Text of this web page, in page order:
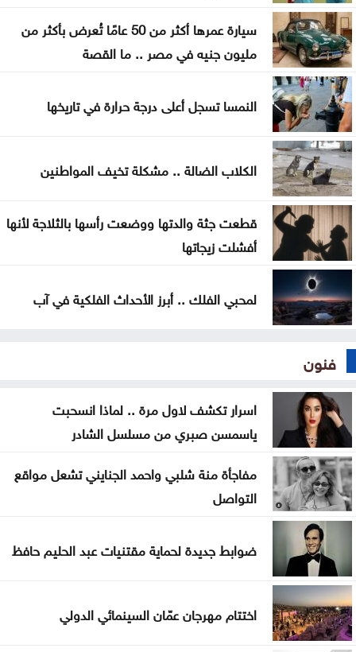
على هامش التعديل على قانون الجامعات الأردنية
سيارة عمرها أكثر من 50 عامًا تُعرض بأكثر من
مليون جنيه في مصر .. ما القصة
النمسا تسجل أعلى درجة حرارة في تاريخها
الكلاب الضالة .. مشكلة تخيف المواطنين
قطعت جثة والدتها ووضعت رأسها بالثلاجة لأنها
أفشلت زيجاتها
لمحبي الفلك .. أبرز الأحداث الفلكية في آب
فنون
اسرار تكشف لاول مرة .. لماذا انسحبت
ياسمسن صبري من مسلسل الشادر
مفاجأة منة شلبي واحمد الجنايني تشعل مواقع
التواصل
ضوابط جديدة لحماية مقتنيات عبد الحليم حافظ
اختتام مهرجان عمّان السينمائي الدولي